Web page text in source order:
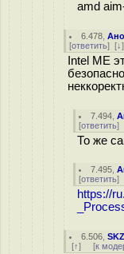
amd
6.478 ,
[ответить] [↓
Intel ME
7.494 ,
[ответить]
То же
7.495 ,
[ответить]
https://
6.506 ,SKZ
[↑] [к